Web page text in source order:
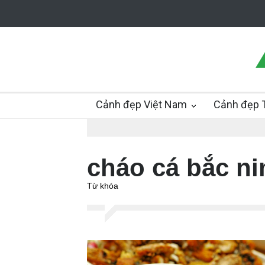
Cảnh đẹp Việt Nam Cảnh đẹp
cháo cá bắc
Từ khóa